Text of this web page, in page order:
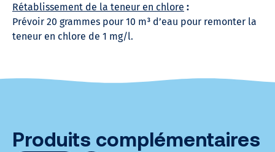
Rétablissement de la teneur en chlore :
Prévoir 20 grammes pour 10 m³ d’eau pour remonter la
teneur en chlore de 1 mg/l.
Produits complémentaires